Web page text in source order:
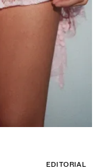
EDITORIAL